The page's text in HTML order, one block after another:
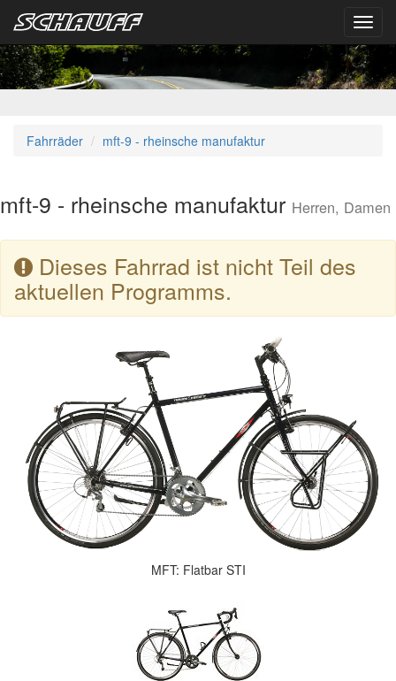
Fahrräder mft-9 - rheinsche manufaktur
mft-9 - rheinsche manufaktur Herren, Damen
Dieses Fahrrad ist nicht Teil des
aktuellen Programms.
MFT: Flatbar STI